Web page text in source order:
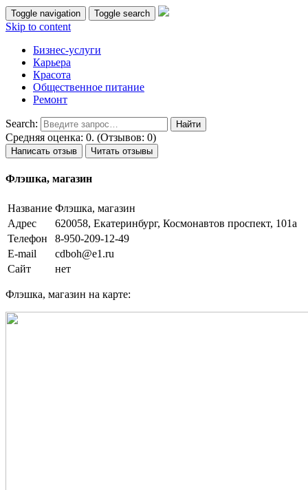
Toggle navigation Toggle search
Skip to content
Бизнес-услуги
Карьера
Красота
Общественное питание
Ремонт
Search:
Средняя оценка: 0. (Отзывов: 0)
Написать отзыв Читать отзывы
Флэшка, магазин
Название Флэшка, магазин
Адрес
620058, Екатеринбург, Космонавтов проспект, 101а
Телефон
8-950-209-12-49
E-mail
cdboh@e1.ru
Сайт
нет
Флэшка, магазин на карте: